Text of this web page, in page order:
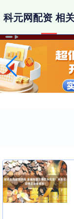
科元网配资 相